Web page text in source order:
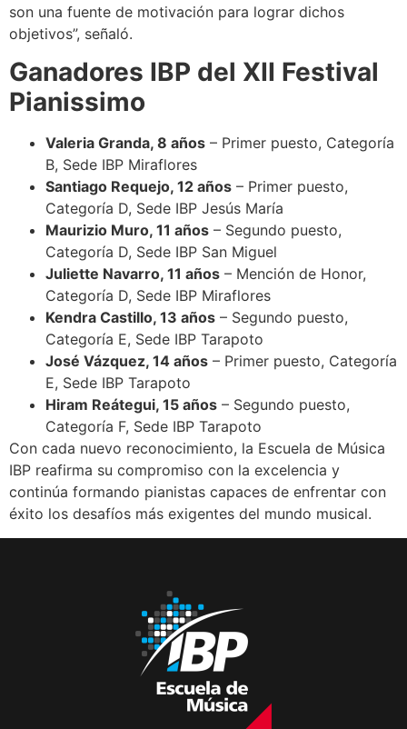
son una fuente de motivación para lograr dichos
objetivos”, señaló.
Ganadores IBP del XII Festival
Pianissimo
Valeria Granda, 8 años – Primer puesto, Categoría
B, Sede IBP Miraflores
Santiago Requejo, 12 años – Primer puesto,
Categoría D, Sede IBP Jesús María
Maurizio Muro, 11 años – Segundo puesto,
Categoría D, Sede IBP San Miguel
Juliette Navarro, 11 años – Mención de Honor,
Categoría D, Sede IBP Miraflores
Kendra Castillo, 13 años – Segundo puesto,
Categoría E, Sede IBP Tarapoto
José Vázquez, 14 años – Primer puesto, Categoría
E, Sede IBP Tarapoto
Hiram Reátegui, 15 años – Segundo puesto,
Categoría F, Sede IBP Tarapoto
Con cada nuevo reconocimiento, la Escuela de Música
IBP reafirma su compromiso con la excelencia y
continúa formando pianistas capaces de enfrentar con
éxito los desafíos más exigentes del mundo musical.